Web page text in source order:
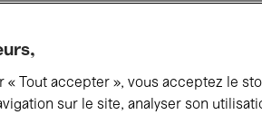
se
« Tout accepter », vous acceptez le
sur le site, analyser son